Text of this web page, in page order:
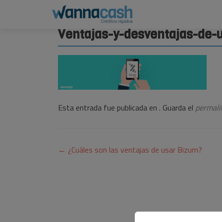
Ventajas-y-desventajas-de-
Esta entrada fue publicada en . Guarda el
Navegación
← ¿Cuáles son las ventajas de usar Bizum?